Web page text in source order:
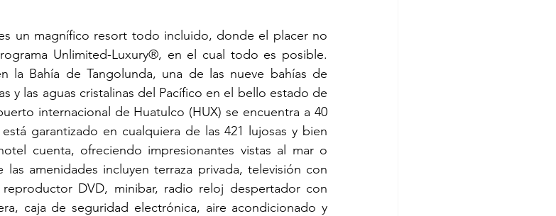
un magnífico resort todo incluido, donde el placer no
Unlimited-Luxury®, en el cual todo es posible.
la Bahía de Tangolunda, una de las nueve bahías de
y las aguas cristalinas del Pacífico en el bello estado de
internacional de Huatulco (HUX) se encuentra a 40
garantizado en cualquiera de las 421 lujosas y bien
cuenta, ofreciendo impresionantes vistas al mar o
amenidades incluyen terraza privada, televisión con
DVD, minibar, radio reloj despertador con
caja de seguridad electrónica, aire acondicionado y